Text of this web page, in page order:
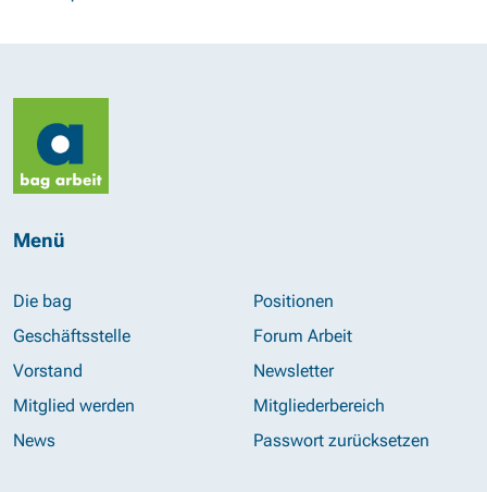
Menü
Die bag
Geschäftsstelle
Vorstand
Mitglied werden
News
Positionen
Forum Arbeit
Newsletter
Mitgliederbereich
Passwort zurücksetzen